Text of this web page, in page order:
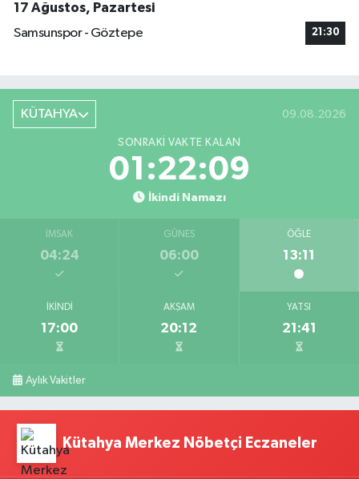
17 Ağustos, Pazartesi
Samsunspor - Göztepe
21:30
KÜTAHYA 09.08.2026
SONRAKI VAKTE KALAN
01:22:08
İkindi Namazı
İMSAK
04:24
GÜNEŞ
06:00
ÖĞLE
13:11
İKINDI
17:00
AKŞAM
20:12
YATSI
21:41
Aylık Vakitler
Kütahya Merkez Nöbetçi Eczaneler